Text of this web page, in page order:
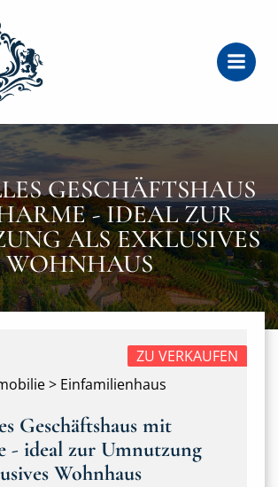
GESCHÄFTSHAUS
- IDEAL ZUR
ALS EXKLUSIVES
WOHNHAUS
> Einfamilienhaus
ZU VERKAUFEN
Geschäftshaus mit
- ideal zur Umnutzung
Wohnhaus